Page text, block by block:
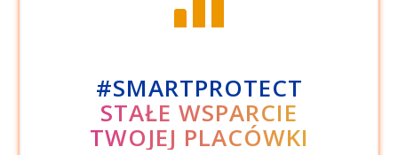
#SMARTPROTECT
STAŁE WSPARCIE
TWOJEJ PLACÓWKI